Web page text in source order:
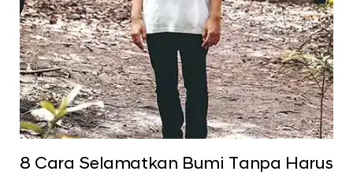
8 Cara Selamatkan Bumi Tanpa Harus